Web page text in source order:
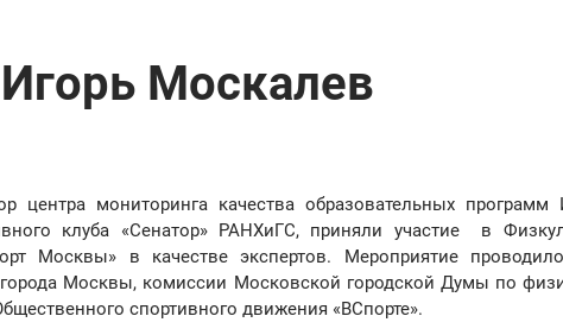
Москалев
центра мониторинга качества образовательных
клуба «Сенатор» РАНХиГС, приняли участие в
Москвы» в качестве экспертов. Мероприятие
Москвы, комиссии Московской городской Думы по
спортивного движения «ВСпорте».